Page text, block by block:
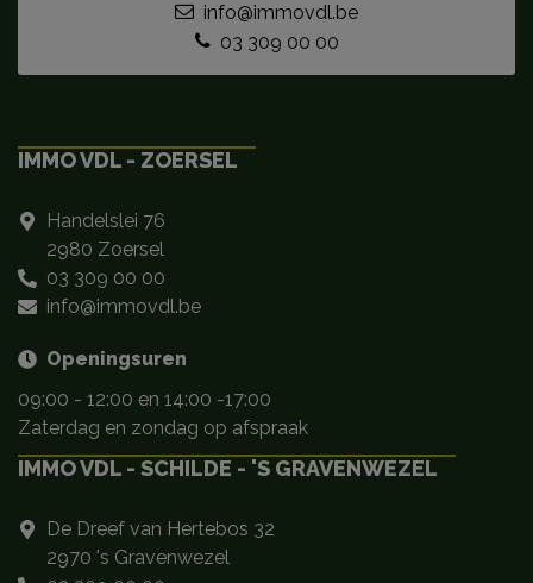
info@immovdl.be
03 309 00 00
IMMO VDL - ZOERSEL
Handelslei 76
2980 Zoersel
03 309 00 00
info@immovdl.be
Openingsuren
09:00 - 12:00 en 14:00 -17:00
Zaterdag en zondag op afspraak
IMMO VDL - SCHILDE - 'S GRAVENWEZEL
De Dreef van Hertebos 32
2970 's Gravenwezel